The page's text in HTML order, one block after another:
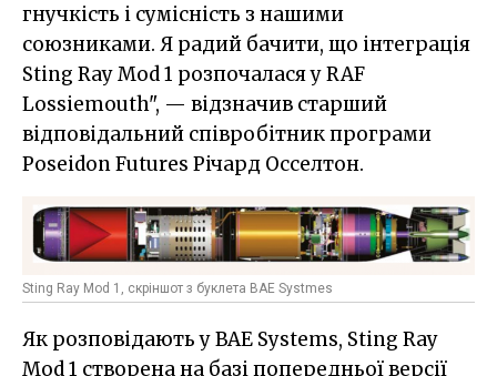
гнучкість і сумісність з нашими
союзниками. Я радий бачити, що інтеграція
Sting Ray Mod 1 розпочалася у RAF
Lossiemouth", — відзначив старший
відповідальний співробітник програми
Poseidon Futures Річард Осселтон.
Sting Ray Mod 1, скріншот з буклета BAE Systmes
Як розповідають у BAE Systems, Sting Ray
Mod 1 створена на базі попередньої версії